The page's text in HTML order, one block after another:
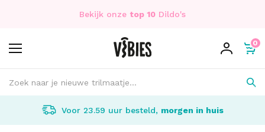
Bekijk onze top 10 Dildo's
0
Voor 23.59 uur besteld, morgen in huis